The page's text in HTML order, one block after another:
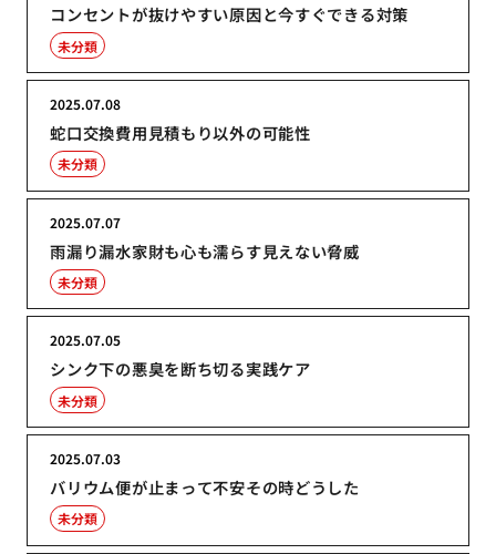
コンセントが抜けやすい原因と今すぐできる対策
未分類
蛇口交換費用見積もり以外の可能性
2025.07.08
未分類
雨漏り漏水家財も心も濡らす見えない脅威
2025.07.07
未分類
シンク下の悪臭を断ち切る実践ケア
2025.07.05
未分類
バリウム便が止まって不安その時どうした
2025.07.03
未分類